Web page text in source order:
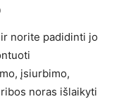
norite padidinti jo
įsiurbimo,
noras išlaikyti